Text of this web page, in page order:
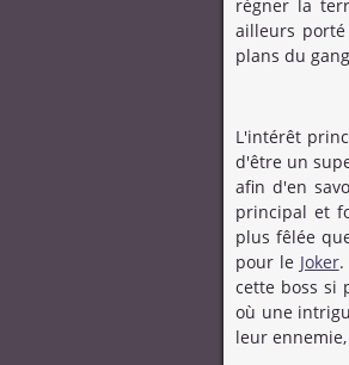
régner la
ailleurs
plans du
L'intérêt
d'être un
afin d'en
principal et
plus fêlée
pour le Joker.
cette boss si
où une
leur